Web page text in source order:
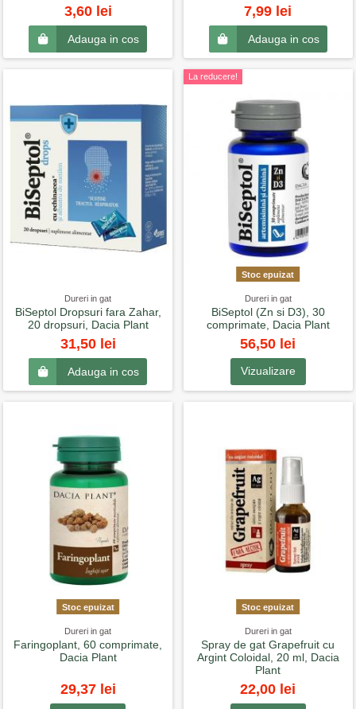
3,60 lei
Adauga in cos
7,99 lei
Adauga in cos
Dureri in gat
BiSeptol Dropsuri fara Zahar,
20 dropsuri, Dacia Plant
31,50 lei
Adauga in cos
La reducere!
Stoc epuizat
Dureri in gat
BiSeptol (Zn si D3), 30
comprimate, Dacia Plant
56,50 lei
Vizualizare
Stoc epuizat
Dureri in gat
Faringoplant, 60 comprimate,
Dacia Plant
29,37 lei
Stoc epuizat
Dureri in gat
Spray de gat Grapefruit cu
Argint Coloidal, 20 ml, Dacia
Plant
22,00 lei